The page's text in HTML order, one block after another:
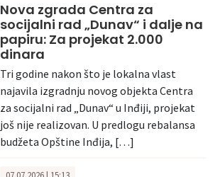
Nova zgrada Centra za
socijalni rad „Dunav“ i dalje na
papiru: Za projekat 2.000
dinara
Tri godine nakon što je lokalna vlast
najavila izgradnju novog objekta Centra
za socijalni rad „Dunav“ u Inđiji, projekat
još nije realizovan. U predlogu rebalansa
budžeta Opštine Inđija, […]